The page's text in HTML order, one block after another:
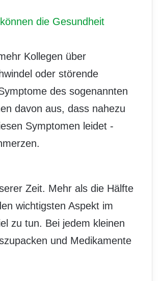
die Gesundheit
Kollegen über
oder störende
des sogenannten
davon aus, dass nahezu
Symptomen leidet -
Zeit. Mehr als die Hälfte
wichtigsten Aspekt im
zu tun. Bei jedem kleinen
und Medikamente